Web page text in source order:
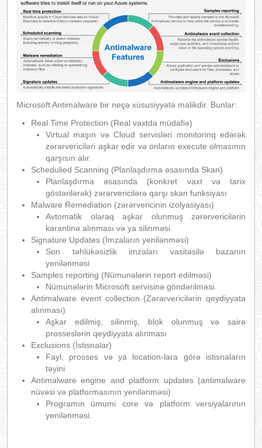
Microsoft Antimalware bir neçə xüsusiyyətə malikdir. Bunlar:
Real Time Protection (Real vaxtda müdafiə)
Virtual maşın və Cloud servisləri monitorinq edərək
zərərvericiləri aşkar edir və onların execute olmasının
qarşısın alır.
Schedulied Scanning (Planlaşdırma əsasında Skan)
Planlaşdırma əsasında (konkret vaxt və tarix
göstərilərək) zərərvericilərə qarşı skan funksiyası
Malware Remediation (zərərvericinin izolyasiyası)
Avtomatik olaraq aşkar olunmuş zərərvericilərin
karantinə alınması və ya silinməsi
Signature Updates (İmzaların yenilənməsi)
Son təhlükəsizlik imzaları vasitəsilə bazanın
yenilənməsi
Samples reporting (Nümunələrin report edilməsi)
Nümunələrin Microsoft servisinə göndərilməsi.
Antimalware event collection (Zərərvericilərin qeydiyyata
alınması)
Aşkar edilmiş, silinmiş, blok olunmuş və sairə
prosseslərin qeydiyyata alınması
Exclusions (İstisnalar)
Fayl, prosses və ya location-lara görə istisnaların
təyini
Antimalware engine and platform updates (antimalware
nüvəsi və platformasının yenilənməsi)
Programın ümumi core və platform versiyalarının
yenilənməsi.